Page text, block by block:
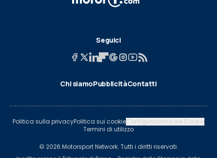
Seguici
Chi siamoPubblicitàContatti
Politica sulla privacyPolitica sui cookieConfigurazione dei Cookie
Termini di utilizzo
© 2026 Motorsport Network. Tutti i diritti riservati.